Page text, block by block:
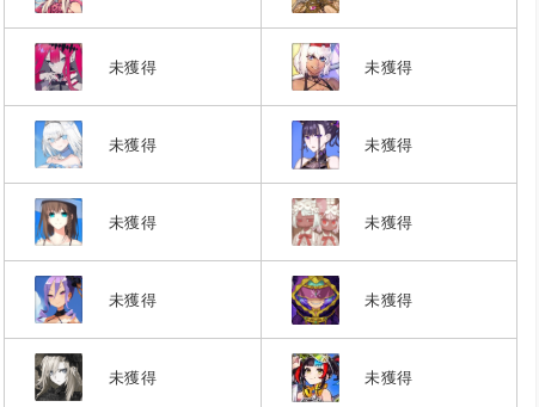
未獲得 未獲得
未獲得 未獲得
未獲得 未獲得
未獲得 未獲得
未獲得 未獲得